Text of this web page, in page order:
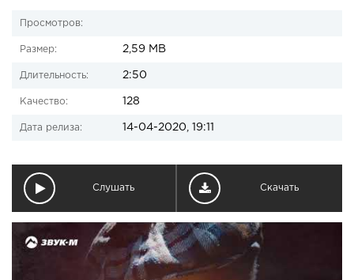
Просмотров:
Размер: 2,59 MB
Длительность: 2:50
Качество: 128
Дата релиза: 14-04-2020, 19:11
Слушать Скачать